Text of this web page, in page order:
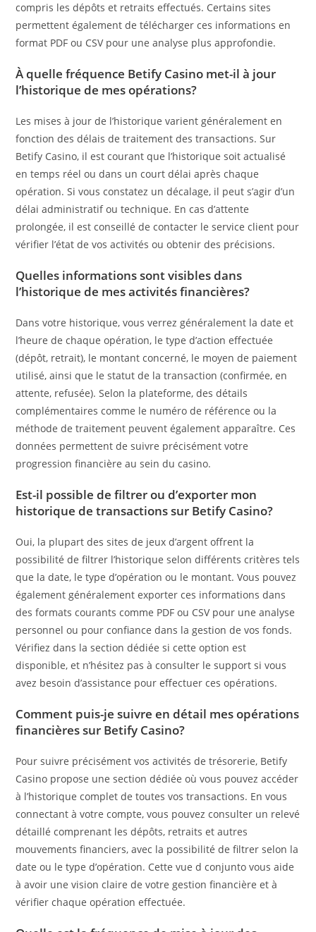
compris les dépôts et retraits effectués. Certains sites
permettent également de télécharger ces informations en
format PDF ou CSV pour une analyse plus approfondie.
À quelle fréquence Betify Casino met-il à jour
l’historique de mes opérations?
Les mises à jour de l’historique varient généralement en
fonction des délais de traitement des transactions. Sur
Betify Casino, il est courant que l’historique soit actualisé
en temps réel ou dans un court délai après chaque
opération. Si vous constatez un décalage, il peut s’agir d’un
délai administratif ou technique. En cas d’attente
prolongée, il est conseillé de contacter le service client pour
vérifier l’état de vos activités ou obtenir des précisions.
Quelles informations sont visibles dans
l’historique de mes activités financières?
Dans votre historique, vous verrez généralement la date et
l’heure de chaque opération, le type d’action effectuée
(dépôt, retrait), le montant concerné, le moyen de paiement
utilisé, ainsi que le statut de la transaction (confirmée, en
attente, refusée). Selon la plateforme, des détails
complémentaires comme le numéro de référence ou la
méthode de traitement peuvent également apparaître. Ces
données permettent de suivre précisément votre
progression financière au sein du casino.
Est-il possible de filtrer ou d’exporter mon
historique de transactions sur Betify Casino?
Oui, la plupart des sites de jeux d’argent offrent la
possibilité de filtrer l’historique selon différents critères tels
que la date, le type d’opération ou le montant. Vous pouvez
également généralement exporter ces informations dans
des formats courants comme PDF ou CSV pour une analyse
personnel ou pour confiance dans la gestion de vos fonds.
Vérifiez dans la section dédiée si cette option est
disponible, et n’hésitez pas à consulter le support si vous
avez besoin d’assistance pour effectuer ces opérations.
Comment puis-je suivre en détail mes opérations
financières sur Betify Casino?
Pour suivre précisément vos activités de trésorerie, Betify
Casino propose une section dédiée où vous pouvez accéder
à l’historique complet de toutes vos transactions. En vous
connectant à votre compte, vous pouvez consulter un relevé
détaillé comprenant les dépôts, retraits et autres
mouvements financiers, avec la possibilité de filtrer selon la
date ou le type d’opération. Cette vue d conjunto vous aide
à avoir une vision claire de votre gestion financière et à
vérifier chaque opération effectuée.